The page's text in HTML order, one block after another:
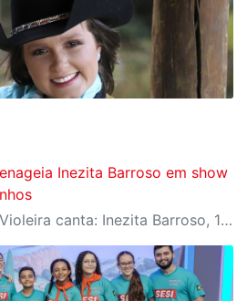
Inezita Barroso em show
Espetáculo “Karoline Violeira canta: Inezita Barroso, 100 anos de uma estrela” acontece no dia 27 de março, às 20h, celebrando o legado da grande dama da música caipira.